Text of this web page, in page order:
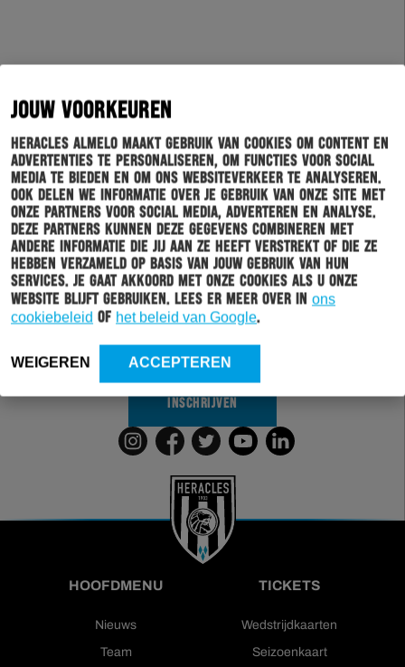
JOUW VOORKEUREN
Heracles Almelo maakt gebruik van cookies om content en
advertenties te personaliseren, om functies voor social
media te bieden en om ons websiteverkeer te analyseren.
Ook delen we informatie over je gebruik van onze site met
onze partners voor social media, adverteren en analyse.
Deze partners kunnen deze gegevens combineren met
andere informatie die jij aan ze heeft verstrekt of die ze
hebben verzameld op basis van jouw gebruik van hun
services. Je gaat akkoord met onze cookies als u onze
website blijft gebruiken. Lees er meer over in ons
cookiebeleid of het beleid van Google.
WEIGEREN ACCEPTEREN
Schrijf je in voor onze nieuwsbrief
Wil jij altijd en overal op de hoogte gehouden worden
van al het clubnieuws? Schrijf je dan in voor de
nieuwsbrief van Heracles Almelo. Doordat je zelf aan
sturen wij alleen nieuws wat voor jou relevant is.
INSCHRIJVEN
HOOFDMENU
Nieuws
Team
TICKETS
Wedstrijdkaarten
Seizoenkaart